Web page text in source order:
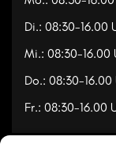
Di.: 08:30-16.00
Mi.: 08:30-16.00
Do.: 08:30-16.00
Fr.: 08:30-16.00